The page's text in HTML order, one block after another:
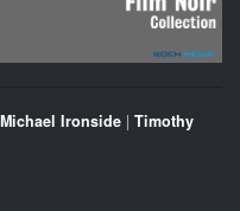
Michael Ironside | Timothy